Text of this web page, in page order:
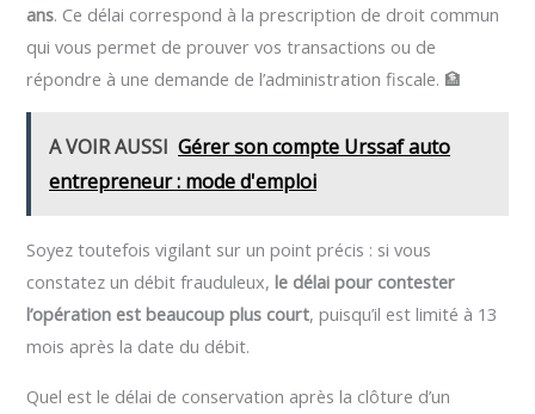
ans. Ce délai correspond à la prescription de droit commun
qui vous permet de prouver vos transactions ou de
répondre à une demande de l’administration fiscale. 🏦
A VOIR AUSSI Gérer son compte Urssaf auto
entrepreneur : mode d'emploi
Soyez toutefois vigilant sur un point précis : si vous
constatez un débit frauduleux,le délai pour contester
l’opération est beaucoup plus court, puisqu’il est limité à 13
mois après la date du débit.
Quel est le délai de conservation après la clôture d’un